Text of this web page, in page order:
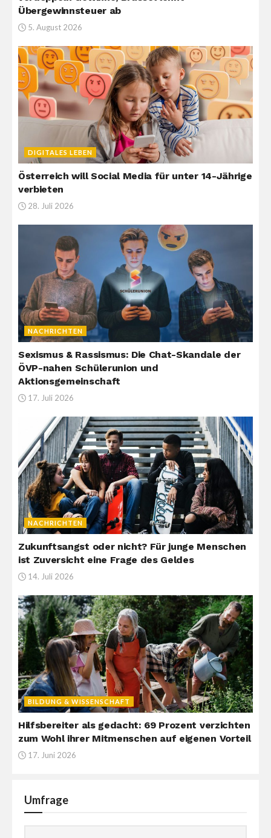
Übergewinnsteuer ab
5. August 2026
DIGITALES LEBEN
Österreich will Social Media für unter 14-Jährige
verbieten
28. Juli 2026
NACHRICHTEN
Sexismus & Rassismus: Die Chat-Skandale der
ÖVP-nahen Schülerunion und
Aktionsgemeinschaft
17. Juli 2026
NACHRICHTEN
Zukunftsangst oder nicht? Für junge Menschen
ist Zuversicht eine Frage des Geldes
14. Juli 2026
BILDUNG & WISSENSCHAFT
Hilfsbereiter als gedacht: 69 Prozent verzichten
zum Wohl ihrer Mitmenschen auf eigenen Vorteil
17. Juni 2026
Umfrage